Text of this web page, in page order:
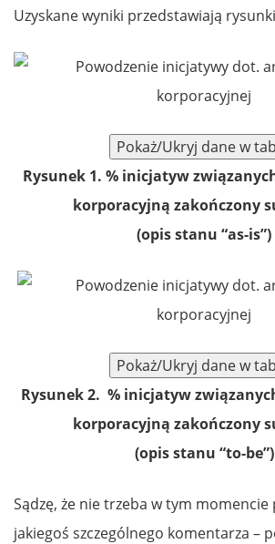
Uzyskane wyniki przedstawiają
Rysunek 1. % inicjatyw
korporacyjną zakończony
(opis stanu “as-is”)
Rysunek 2. % inicjatyw
korporacyjną zakończony
(opis stanu “to-be”)
Sądzę, że nie trzeba w tym momencie
jakiegoś szczególnego komentarza –